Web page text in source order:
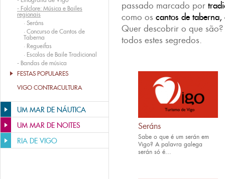
- Folclore: Música e Bailes
regionais
· Seráns
· Concurso de Cantos de
Taberna
· Regueifas
· Escolas de Baile Tradicional
- Bandas de música
FESTAS POPULARES
VIGO CONTRACULTURA
UM MAR DE NÁUTICA
UM MAR DE NOITES
RIA DE VIGO
passado marcado por
como os cantos de
Quer descobrir o que
todos estes segredos.
Seráns
Sabe o que é um serán em
Vigo? A palavra galega
serán só é...